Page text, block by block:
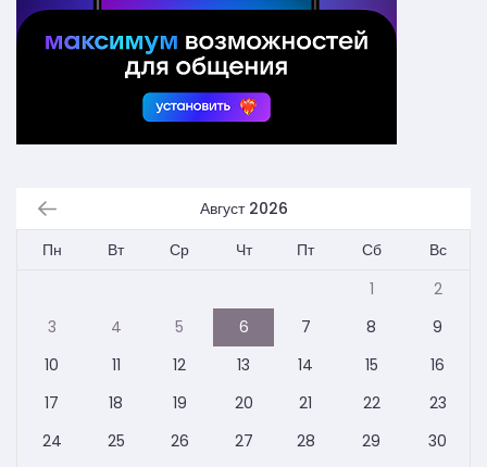
Август 2026
Пн
Вт Ср Чт Пт Сб
Вс
1
2
3
4 5 6 7 8
9
10
11 12 13 14 15
16
17
18 19 20 21 22
23
24
25 26 27 28 29
30